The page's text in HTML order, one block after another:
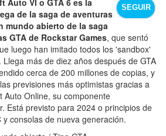
SEGUIR
de la saga de aventuras
mundo abierto de la saga
GTA de Rockstar Games, que sentó
luego han imitado todos los 'sandbox'
Llega más de diez años después de GTA
cerca de 200 millones de copias, y
previsiones más optimistas gracias a
Auto Online, su componente
Está previsto para 2024 o principios de
y consolas de nueva generación.